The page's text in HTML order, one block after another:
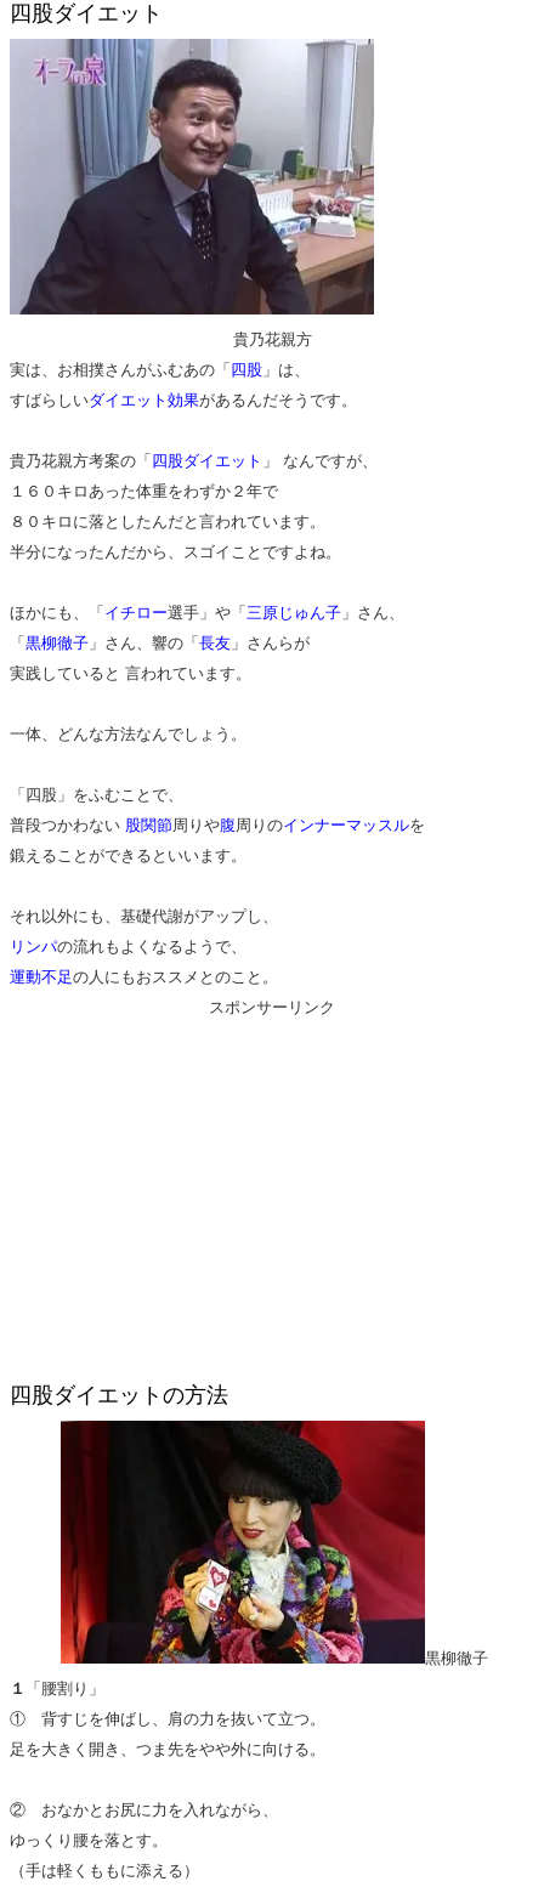
四股ダイエット
貴乃花親方
実は、お相撲さんがふむあの「 四股 」は、
すばらしいダイエット効果があるんだそうです。
貴乃花親方考案の「 四股ダイエット 」 なんですが、
１６０キロあった体重をわずか２年で
８０キロに落としたんだと言われています。
半分になったんだから、スゴイことですよね。
ほかにも、「 イチロー選手」や「 三原じゅん子 」さん、
「 黒柳徹子 」さん、響の「 長友 」さんらが
実践していると 言われています。
一体、どんな方法なんでしょう。
「四股」をふむことで、
普段つかわない 股関節周りや腹周りのインナーマッスルを
鍛えることができるといいます。
それ以外にも、基礎代謝がアップし、
リンパの流れもよくなるようで、
運動不足の人にもおススメとのこと。
スポンサーリンク
四股ダイエットの方法
黒柳徹子
１ 「腰割り」
① 背すじを伸ばし、肩の力を抜いて立つ。
足を大きく開き、つま先をやや外に向ける。
② おなかとお尻に力を入れながら、
ゆっくり腰を落とす。
（手は軽くももに添える）